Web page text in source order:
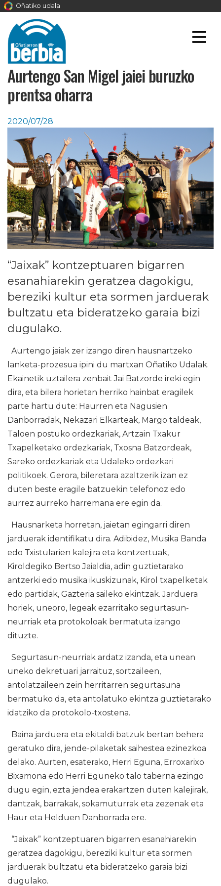
Oñatiko udala
Aurtengo San Migel jaiei buruzko
prentsa oharra
2020/07/28
“Jaixak” kontzeptuaren bigarren
esanahiarekin geratzea dagokigu,
bereziki kultur eta sormen jarduerak
bultzatu eta bideratzeko garaia bizi
dugulako.
Aurtengo jaiak zer izango diren hausnartzeko
lanketa-prozesua ipini du martxan Oñatiko Udalak.
Ekainetik uztailera zenbait Jai Batzorde ireki egin
dira, eta bilera horietan herriko hainbat eragilek
parte hartu dute: Haurren eta Nagusien
Danborradak, Nekazari Elkarteak, Margo taldeak,
Taloen postuko ordezkariak, Artzain Txakur
Txapelketako ordezkariak, Txosna Batzordeak,
Sareko ordezkariak eta Udaleko ordezkari
politikoek. Gerora, bileretara azaltzerik izan ez
duten beste eragile batzuekin telefonoz edo
aurrez aurreko harremana ere egin da.
Hausnarketa horretan, jaietan egingarri diren
jarduerak identifikatu dira. Adibidez, Musika Banda
edo Txistularien kalejira eta kontzertuak,
Kiroldegiko Bertso Jaialdia, adin guztietarako
antzerki edo musika ikuskizunak, Kirol txapelketak
edo partidak, Gazteria saileko ekintzak. Jarduera
horiek, uneoro, legeak ezarritako segurtasun-
neurriak eta protokoloak bermatuta izango
dituzte.
Segurtasun-neurriak ardatz izanda, eta unean
uneko dekretuari jarraituz, sortzaileen,
antolatzaileen zein herritarren segurtasuna
bermatuko da, eta antolatuko ekintza guztietarako
idatziko da protokolo-txostena.
Baina jarduera eta ekitaldi batzuk bertan behera
geratuko dira, jende-pilaketak saihestea ezinezkoa
delako. Aurten, esaterako, Herri Eguna, Erroxarixo
Bixamona edo Herri Eguneko talo taberna ezingo
dugu egin, ezta jendea erakartzen duten kalejirak,
dantzak, barrakak, sokamuturrak eta zezenak eta
Haur eta Helduen Danborrada ere.
“Jaixak” kontzeptuaren bigarren esanahiarekin
geratzea dagokigu, bereziki kultur eta sormen
jarduerak bultzatu eta bideratzeko garaia bizi
dugulako.